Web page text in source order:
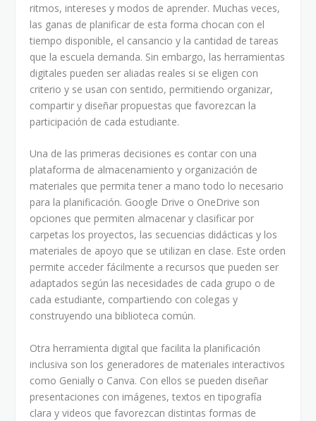
ritmos, intereses y modos de aprender. Muchas veces,
las ganas de planificar de esta forma chocan con el
tiempo disponible, el cansancio y la cantidad de tareas
que la escuela demanda. Sin embargo, las herramientas
digitales pueden ser aliadas reales si se eligen con
criterio y se usan con sentido, permitiendo organizar,
compartir y diseñar propuestas que favorezcan la
participación de cada estudiante.
Una de las primeras decisiones es contar con una
plataforma de almacenamiento y organización de
materiales que permita tener a mano todo lo necesario
para la planificación. Google Drive o OneDrive son
opciones que permiten almacenar y clasificar por
carpetas los proyectos, las secuencias didácticas y los
materiales de apoyo que se utilizan en clase. Este orden
permite acceder fácilmente a recursos que pueden ser
adaptados según las necesidades de cada grupo o de
cada estudiante, compartiendo con colegas y
construyendo una biblioteca común.
Otra herramienta digital que facilita la planificación
inclusiva son los generadores de materiales interactivos
como Genially o Canva. Con ellos se pueden diseñar
presentaciones con imágenes, textos en tipografía
clara y videos que favorezcan distintas formas de